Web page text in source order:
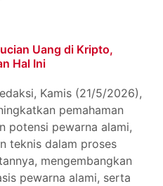
Uang di Kripto,
Hal Ini
Kamis (21/5/2026),
pemahaman
potensi pewarna alami,
teknis dalam proses
mengembangkan
pewarna alami, serta